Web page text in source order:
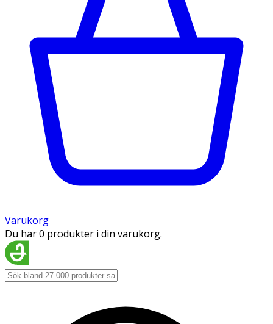
Varukorg
Du har 0 produkter i din varukorg.